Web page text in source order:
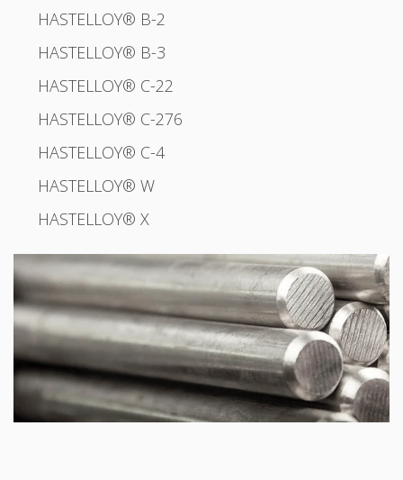
HASTELLOY® B-2
HASTELLOY® B-3
HASTELLOY® C-22
HASTELLOY® C-276
HASTELLOY® C-4
HASTELLOY® W
HASTELLOY® X